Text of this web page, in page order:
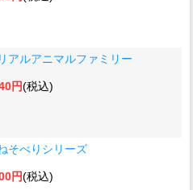
アルアニマルファミリー
円(税込)
そべりシリーズ
円(税込)